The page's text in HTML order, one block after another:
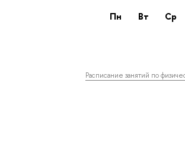
пн вт ср
Расписание занятий по